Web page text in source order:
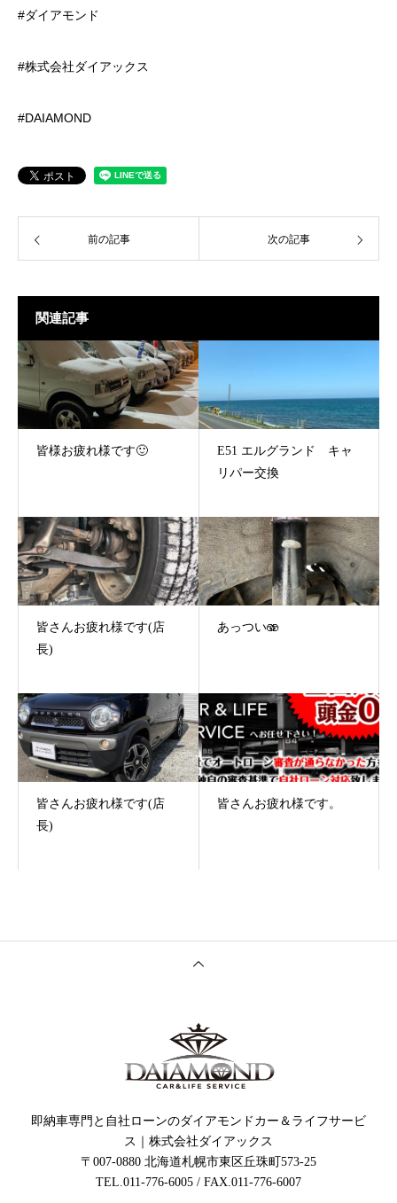
#ダイアモンド
#株式会社ダイアックス
#DAIAMOND
前の記事 次の記事
関連記事
皆様お疲れ様です🙂
E51 エルグランド キャ
リパー交換
皆さんお疲れ様です(店
長)
あっつい🫨
皆さんお疲れ様です(店
長)
皆さんお疲れ様です。
即納車専門と自社ローンのダイアモンドカー＆ライフサービ
ス｜株式会社ダイアックス
〒007-0880 北海道札幌市東区丘珠町573-25
TEL.011-776-6005 / FAX.011-776-6007